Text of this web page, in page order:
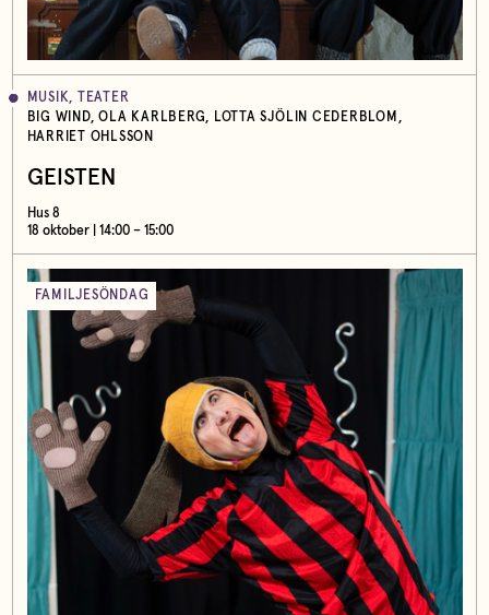
MUSIK, TEATER
BIG WIND, OLA KARLBERG, LOTTA SJÖLIN CEDERBLOM,
HARRIET OHLSSON
GEISTEN
Hus 8
18 oktober | 14:00 – 15:00
FAMILJESÖNDAG